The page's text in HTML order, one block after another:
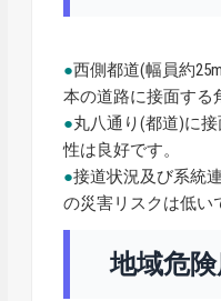
●西側都道(幅員約
本の道路に接面する
●丸八通り(都道)に
性は良好です。
●接道状況及び系統
の災害リスクは低い
地域危